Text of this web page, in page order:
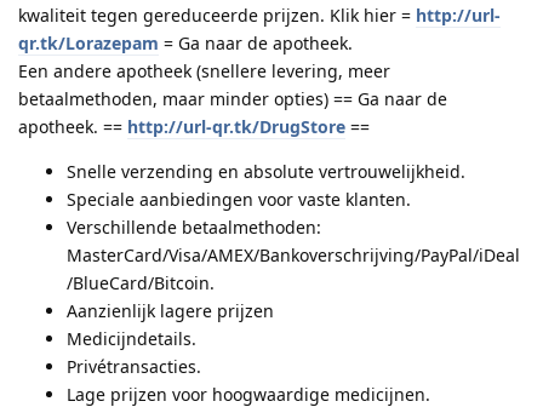
kwaliteit tegen gereduceerde prijzen. Klik hier = http://url-
qr.tk/Lorazepam = Ga naar de apotheek.
Een andere apotheek (snellere levering, meer
betaalmethoden, maar minder opties) == Ga naar de
apotheek. == http://url-qr.tk/DrugStore ==
Snelle verzending en absolute vertrouwelijkheid.
Speciale aanbiedingen voor vaste klanten.
Verschillende betaalmethoden:
MasterCard/Visa/AMEX/Bankoverschrijving/PayPal/iDeal
/BlueCard/Bitcoin.
Aanzienlijk lagere prijzen
Medicijndetails.
Privétransacties.
Lage prijzen voor hoogwaardige medicijnen.